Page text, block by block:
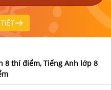
8 thí điểm, Tiếng Anh lớp 8